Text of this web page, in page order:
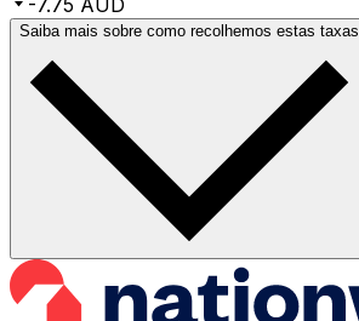
Saiba mais sobre como recolhemos estas taxas